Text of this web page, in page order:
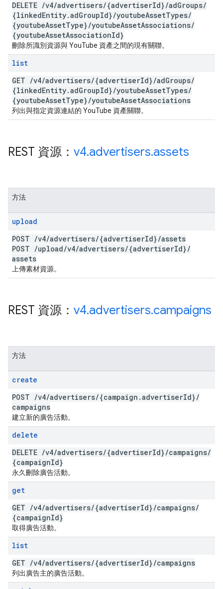
DELETE /v4/advertisers/{advertiserId}/adGroups/
{linkedEntity.adGroupId}/youtubeAssetTypes/
{youtubeAssetType}/youtubeAssetAssociations/
{youtubeAssetAssociationId}
刪除所識別資源與 YouTube 資產之間的現有關聯。
list
GET /v4/advertisers/{advertiserId}/adGroups/
{linkedEntity.adGroupId}/youtubeAssetTypes/
{youtubeAssetType}/youtubeAssetAssociations
列出與指定資源連結的 YouTube 資產關聯。
REST 資源： v4.advertisers.assets
方法
upload
POST /v4/advertisers/{advertiserId}/assets
POST /upload/v4/advertisers/{advertiserId}/
assets
上傳素材資源。
REST 資源： v4.advertisers.campaigns
方法
create
POST /v4/advertisers/{campaign .advertiserId}/
campaigns
建立新的廣告活動。
delete
DELETE /v4/advertisers/{advertiserId}/campaigns/
{campaignId}
永久刪除廣告活動。
get
GET /v4/advertisers/{advertiserId}/campaigns/
{campaignId}
取得廣告活動。
list
GET /v4/advertisers/{advertiserId}/campaigns
列出廣告主的廣告活動。